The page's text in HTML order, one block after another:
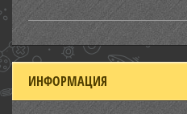
ИНФОРМАЦИЯ